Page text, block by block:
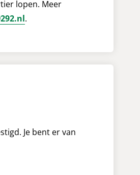
lopen. Meer
.
Je bent er van